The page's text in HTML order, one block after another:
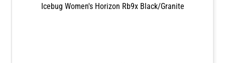
Icebug Women's Horizon Rb9x Black/Granite